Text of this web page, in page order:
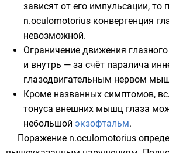
зависят от его импульсации, то
n.oculomotorius конвергенция
невозможной.
Ограничение движения
и внутрь — за счёт паралича
глазодвигательным нервом
Кроме названных симптомов,
тонуса внешних мышц глаза
небольшой экзофтальм.
Поражение n.oculomotorius